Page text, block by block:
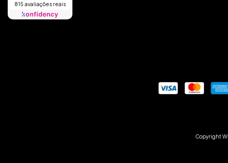
815 avaliações reais
Copyright